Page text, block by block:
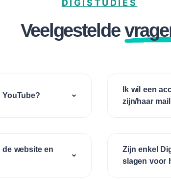
DIGISTUDIES
Veelgestelde
de website en
Ik wil een
zijn/haar
Zijn enkel
slagen voor